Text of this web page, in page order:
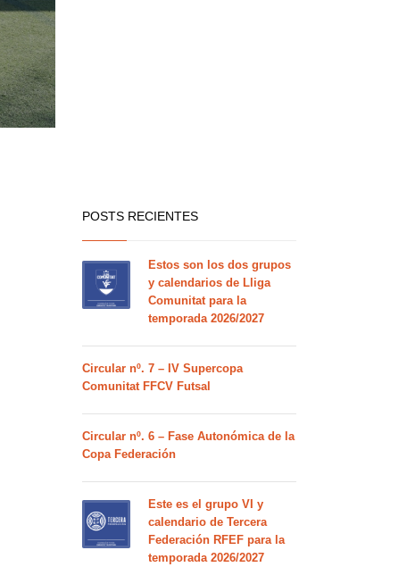
POSTS RECIENTES
Estos son los dos grupos
y calendarios de Lliga
Comunitat para la
temporada 2026/2027
Circular nº. 7 – IV Supercopa
Comunitat FFCV Futsal
Circular nº. 6 – Fase Autonómica de la
Copa Federación
Este es el grupo VI y
calendario de Tercera
Federación RFEF para la
temporada 2026/2027